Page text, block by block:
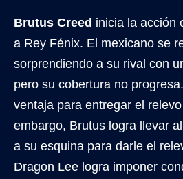
Brutus Creed inicia la acción
a Rey Fénix. El mexicano se
sorprendiendo a su rival con
pero su cobertura no
ventaja para entregar el
embargo, Brutus logra llevar
a su esquina para darle el
Dragon Lee logra imponer